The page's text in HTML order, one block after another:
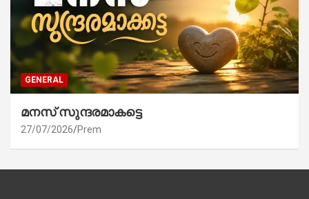
GENERAL
മനസ് സുന്ദരമാകട്ടെ
27/07/2026 Prem